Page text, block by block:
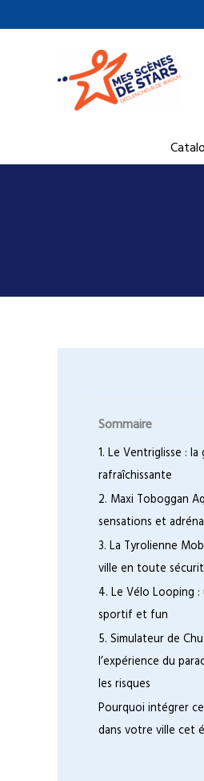
au
Sommaire
1. Le Ventriglisse :
rafraîchissante
2. Maxi Toboggan
sensations et
3. La Tyrolienne
ville en toute
4. Le Vélo Looping :
sportif et fun
5. Simulateur de
l’expérience du
les risques
Pourquoi intégrer
dans votre ville cet